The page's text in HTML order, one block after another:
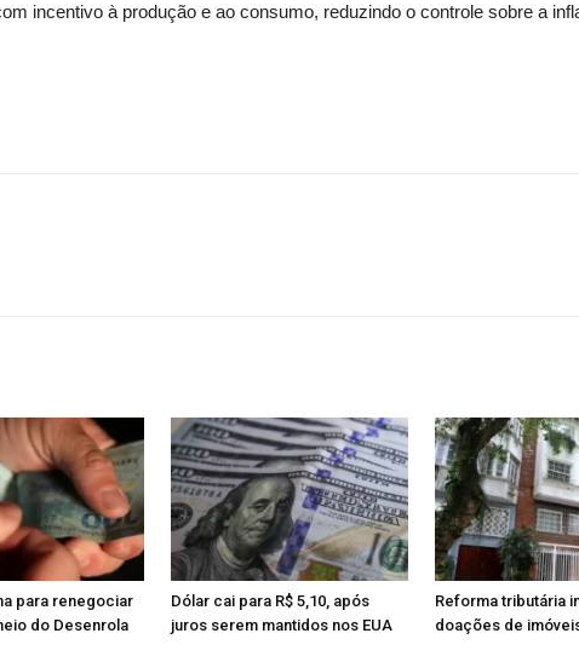
incentivo à produção e ao consumo, reduzindo o controle sobre a
para renegociar
do Desenrola
Dólar cai para R$ 5,10, após
juros serem mantidos nos EUA
Reforma tributária
doações de